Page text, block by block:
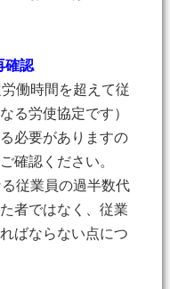
確認
働時間を超えて従
る労使協定です）
必要がありますの
確認ください。
従業員の過半数代
者ではなく、従業
ばならない点につ